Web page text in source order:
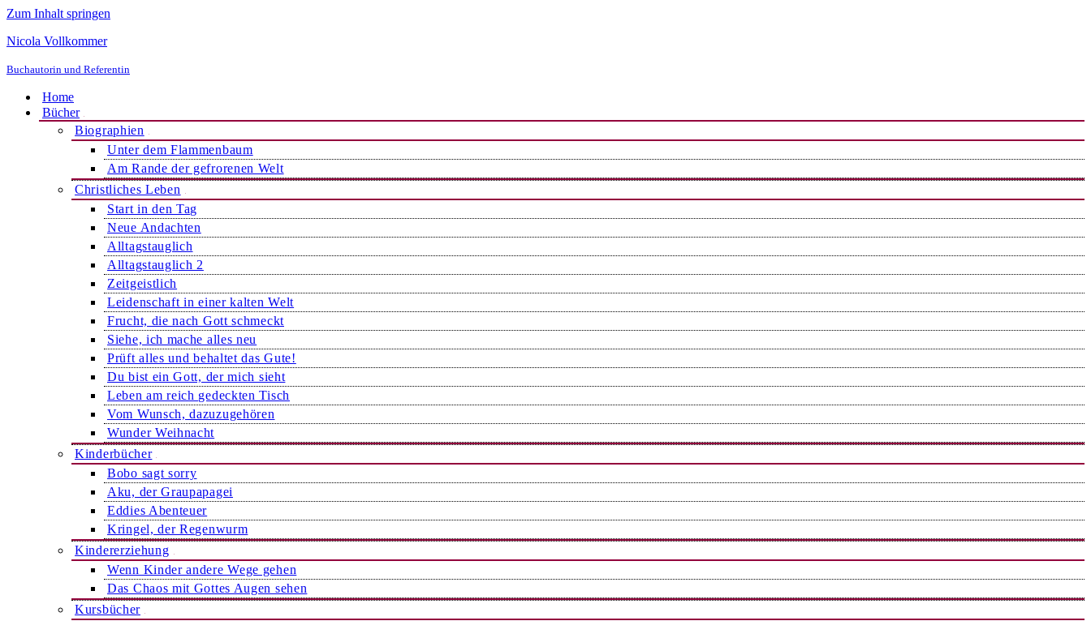
Zum Inhalt springen
Nicola Vollkommer
Buchautorin und Referentin
Home
Bücher
Biographien
Unter dem Flammenbaum
Am Rande der gefrorenen Welt
Christliches Leben
Start in den Tag
Neue Andachten
Alltagstauglich
Alltagstauglich 2
Zeitgeistlich
Leidenschaft in einer kalten Welt
Frucht, die nach Gott schmeckt
Siehe, ich mache alles neu
Prüft alles und behaltet das Gute!
Du bist ein Gott, der mich sieht
Leben am reich gedeckten Tisch
Vom Wunsch, dazuzugehören
Wunder Weihnacht
Kinderbücher
Bobo sagt sorry
Aku, der Graupapagei
Eddies Abenteuer
Kringel, der Regenwurm
Kindererziehung
Wenn Kinder andere Wege gehen
Das Chaos mit Gottes Augen sehen
Kursbücher